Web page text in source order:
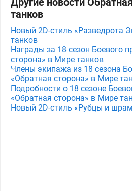
танков
Новый 2D-стиль «Разведрота
танков
Награды за 18 сезон Боевого
сторона» в Мире танков
Члены экипажа из 18 сезона
«Обратная сторона» в Мире
Подробности о 18 сезоне
«Обратная сторона» в Мире
Новый 2D-стиль «Рубцы и